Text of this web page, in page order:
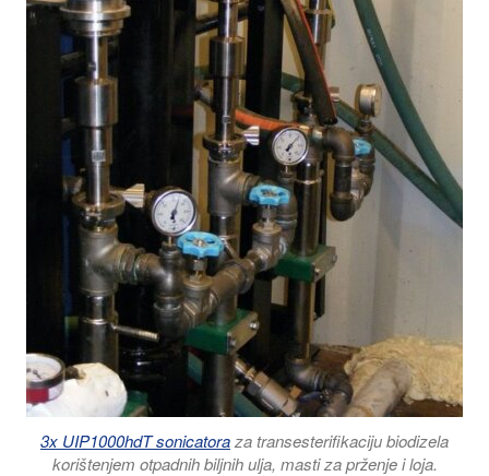
3x UIP1000hdT sonicatoraza transesterifikaciju biodizela
korištenjem otpadnih biljnih ulja, masti za prženje i loja.